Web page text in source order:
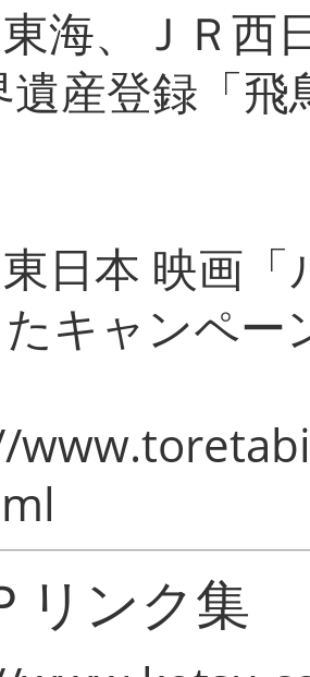
海、ＪＲ西
遺産登録「
日本 映画
キャンペー
リンク集